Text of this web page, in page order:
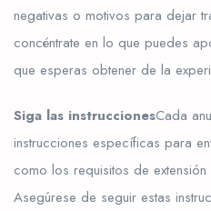
negativas o motivos para dejar
concéntrate en lo que puedes
que esperas obtener de la
Siga las instruccionesCada
instrucciones específicas para
como los requisitos de
Asegúrese de seguir estas